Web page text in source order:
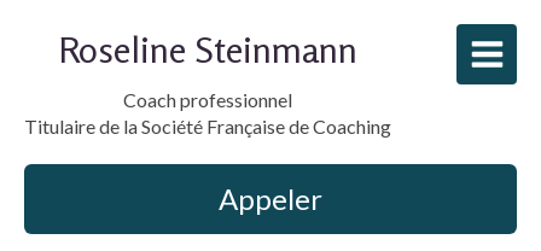
Roseline Steinmann
Coach professionnel
Titulaire de la Société Française de Coaching
Appeler